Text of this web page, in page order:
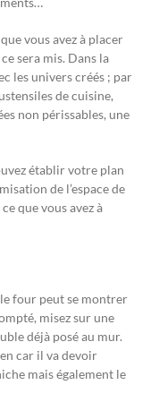
vous avez à placer
sera mis. Dans la
les univers créés ; par
de cuisine,
non périssables, une
établir votre plan
de l’espace de
que vous avez à
four peut se montrer
misez sur une
déjà posé au mur.
car il va devoir
mais également le